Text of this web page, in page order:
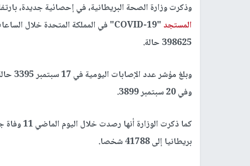
وذكرت وزارة الصحة البريطانية، في إحصائية جديدة،
المستجد
398625 حالة.
وفي 20 سبتمبر 3899.
كما ذكرت
بريطانيا إلى 41788 شخصا.